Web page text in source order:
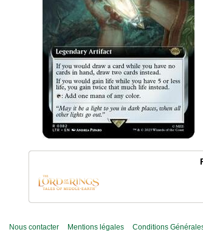
Nous contacter Mentions légales Conditions